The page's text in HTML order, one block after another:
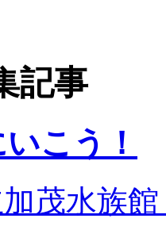
記事
こう！
茂水族